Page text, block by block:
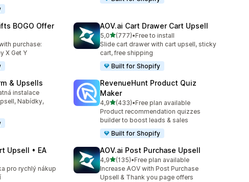
BOGO Offer
328
purchase:
X Get Y
AOV.ai Cart Drawer Cart Upsell
5,0z 5 hvězd
(777)
Celkový počet recenzí: 777
•Free to install
Slide cart drawer with cart upsell, sticky
cart, free shipping
Built for Shopify
& Upsells
2530
instalace
Nabídky,
RevenueHunt Product Quiz
Maker
4,9z 5 hvězd
(433)
Celkový počet recenzí: 433
•Free plan available
Product recommendation quizzes
builder to boost leads & sales
Built for Shopify
Upsell • EA
193
pro rychlý nákup
AOV.ai Post Purchase Upsell
4,9z 5 hvězd
(135)
Celkový počet recenzí: 135
•Free plan available
Increase AOV with Post Purchase
Upsell & Thank you page offers